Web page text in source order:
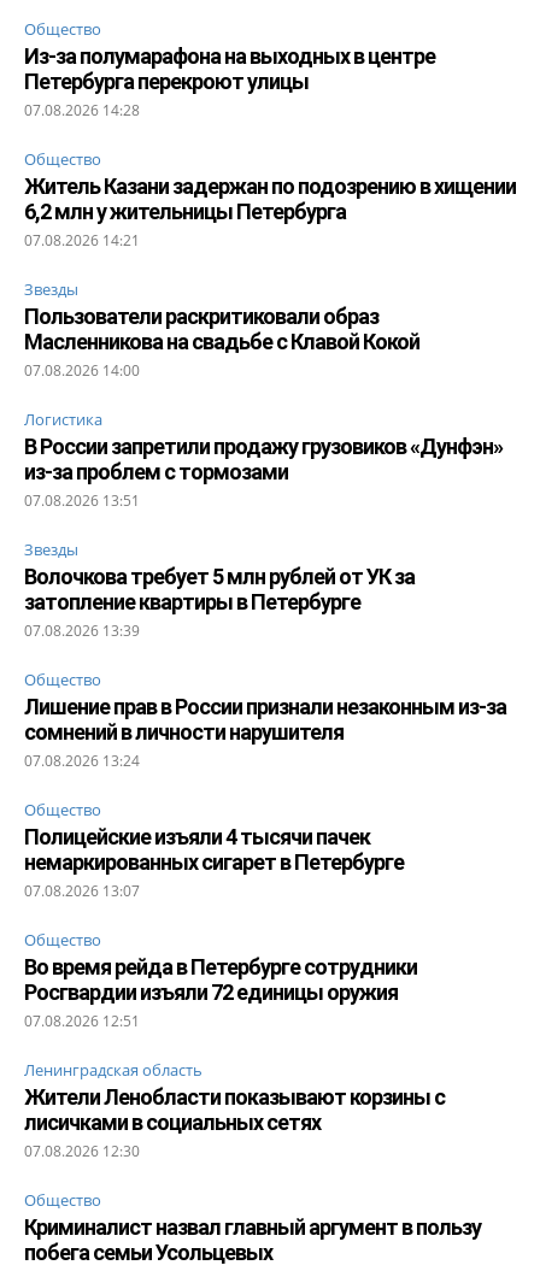
Общество
Из-за полумарафона на выходных в центре
Петербурга перекроют улицы
07.08.2026 14:28
Общество
Житель Казани задержан по подозрению в хищении
6,2 млн у жительницы Петербурга
07.08.2026 14:21
Звезды
Пользователи раскритиковали образ
Масленникова на свадьбе с Клавой Кокой
07.08.2026 14:00
Логистика
В России запретили продажу грузовиков «Дунфэн»
из-за проблем с тормозами
07.08.2026 13:51
Звезды
Волочкова требует 5 млн рублей от УК за
затопление квартиры в Петербурге
07.08.2026 13:39
Общество
Лишение прав в России признали незаконным из-за
сомнений в личности нарушителя
07.08.2026 13:24
Общество
Полицейские изъяли 4 тысячи пачек
немаркированных сигарет в Петербурге
07.08.2026 13:07
Общество
Во время рейда в Петербурге сотрудники
Росгвардии изъяли 72 единицы оружия
07.08.2026 12:51
Ленинградская область
Жители Ленобласти показывают корзины с
лисичками в социальных сетях
07.08.2026 12:30
Общество
Криминалист назвал главный аргумент в пользу
побега семьи Усольцевых